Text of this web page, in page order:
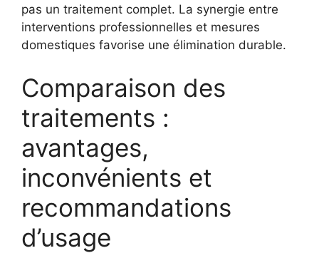
pas un traitement complet. La synergie entre
interventions professionnelles et mesures
domestiques favorise une élimination durable.
Comparaison des
traitements :
avantages,
inconvénients et
recommandations
d’usage